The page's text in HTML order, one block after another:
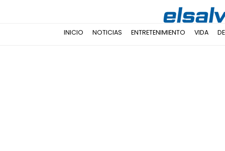
INICIO NOTICIAS ENTRETENIMIENTO VIDA